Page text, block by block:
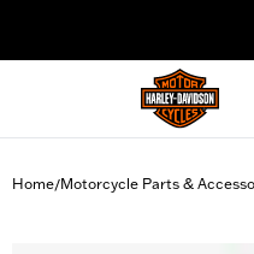
Home/Motorcycle Parts &